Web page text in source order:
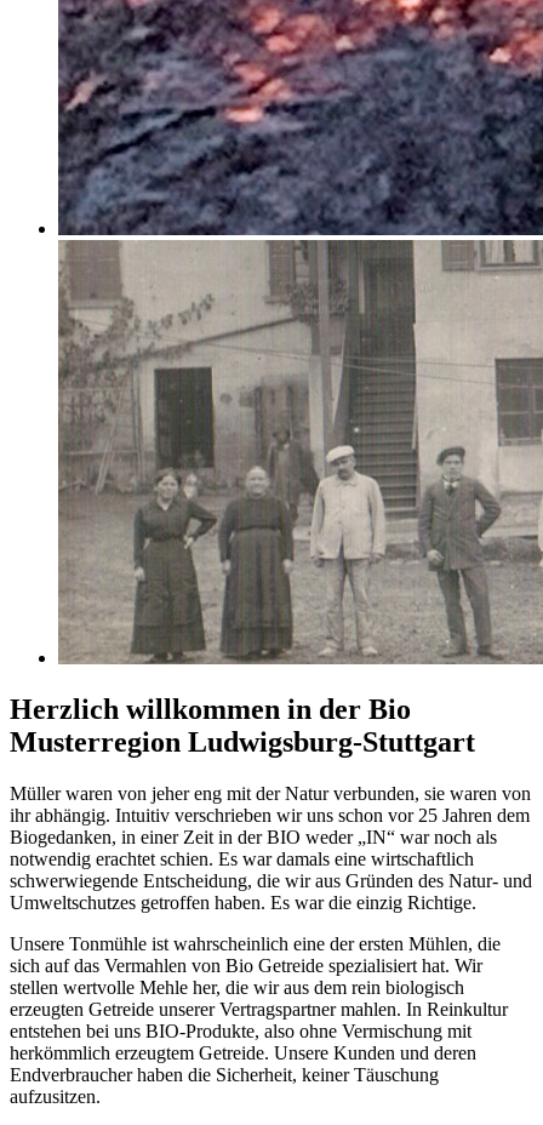
Herzlich willkommen in der Bio
Musterregion Ludwigsburg-Stuttgart
Müller waren von jeher eng mit der Natur verbunden, sie waren von
ihr abhängig. Intuitiv verschrieben wir uns schon vor 25 Jahren dem
Biogedanken, in einer Zeit in der BIO weder „IN“ war noch als
notwendig erachtet schien. Es war damals eine wirtschaftlich
schwerwiegende Entscheidung, die wir aus Gründen des Natur- und
Umweltschutzes getroffen haben. Es war die einzig Richtige.
Unsere Tonmühle ist wahrscheinlich eine der ersten Mühlen, die
sich auf das Vermahlen von Bio Getreide spezialisiert hat. Wir
stellen wertvolle Mehle her, die wir aus dem rein biologisch
erzeugten Getreide unserer Vertragspartner mahlen. In Reinkultur
entstehen bei uns BIO-Produkte, also ohne Vermischung mit
herkömmlich erzeugtem Getreide. Unsere Kunden und deren
Endverbraucher haben die Sicherheit, keiner Täuschung
aufzusitzen.